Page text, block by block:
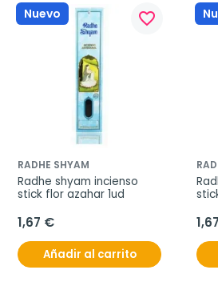
Nuevo favorite_border
RADHE SHYAM
Radhe shyam incienso
stick flor azahar 1ud
1,67 €
Añadir al carrito